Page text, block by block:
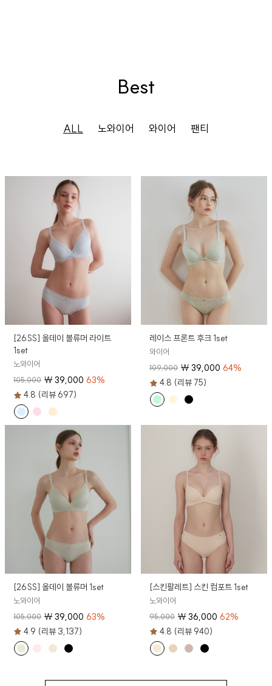
Best
ALL 노와이어 와이어 팬티
[26SS] 올데이 볼류머 라이트
1set
노와이어
105,000 ₩39,000 63%
4.8 (리뷰 697)
레이스 프론트 후크 1set
와이어
109,000 ₩39,000 64%
4.8 (리뷰 75)
[26SS] 올데이 볼류머 1set
노와이어
105,000 ₩39,000 63%
4.9 (리뷰 3,137)
[스킨팔레트] 스킨 컴포트 1set
노와이어
95,000 ₩36,000 62%
4.8 (리뷰 940)